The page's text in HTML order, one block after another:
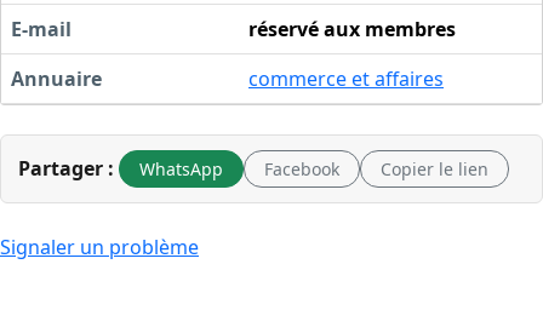
E-mail
réservé aux membres
Annuaire
commerce et affaires
Partager : WhatsApp Facebook Copier le lien
Signaler un problème